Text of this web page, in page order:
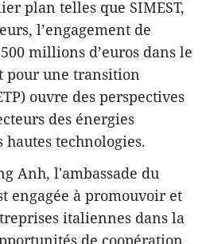
plan telles que SIMEST,
l’engagement de
millions d’euros dans le
pour une transition
ouvre des perspectives
des énergies
technologies.
Anh, l'ambassade du
engagée à promouvoir et
italiennes dans la